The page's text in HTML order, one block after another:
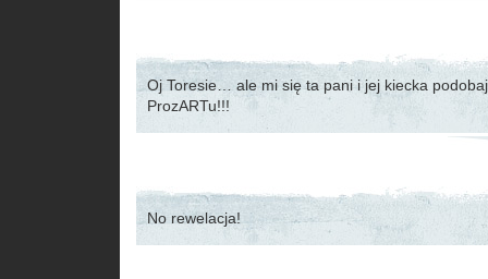
Oj Toresie… ale mi się ta pani i jej kiecka
ProzARTu!!!
No rewelacja!